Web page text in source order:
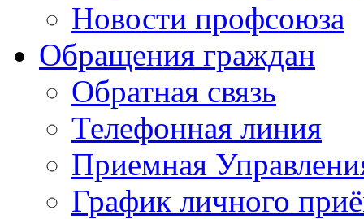
Новости профсоюза
Обращения граждан
Обратная связь
Телефонная линия
Приемная
График личного